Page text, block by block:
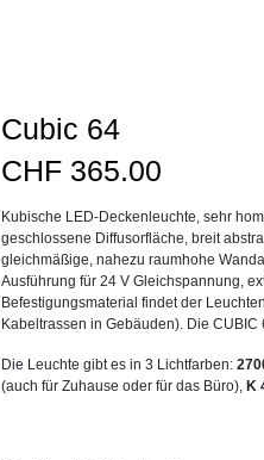
Cubic 64
CHF 365.00
Kubische LED-Deckenleuchte, sehr
geschlossene Diffusorfläche, breit
gleichmäßige, nahezu raumhohe
Ausführung für 24 V Gleichspannung,
Befestigungsmaterial findet der
Kabeltrassen in Gebäuden). Die
Die Leuchte gibt es in 3 Lichtfarben:
(auch für Zuhause oder für das Büro), K